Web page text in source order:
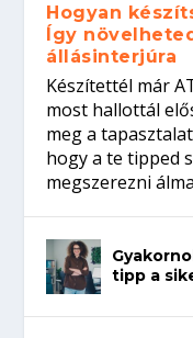
Hogyan
Így
állásinterjúra
Készítettél már
most hallottál
meg a
hogy a te tipped
megszerezni
tipp a